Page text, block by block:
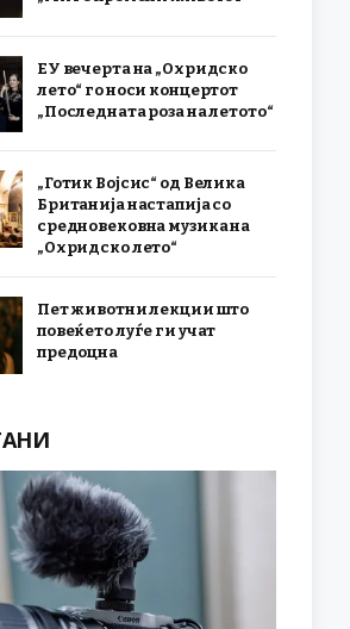
ЕУ вечерта на „Охридско
лето“ го носи концертот
„Последната роза на летото“
„Готик Војсис“ од Велика
Британија настапија со
средновековна музика на
„Охридско лето“
Пет животни лекции што
повеќето луѓе ги учат
предоцна